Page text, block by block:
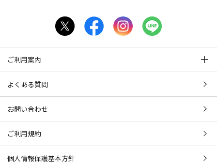
ご利用案内
よくある質問
お問い合わせ
ご利用規約
個人情報保護基本方針